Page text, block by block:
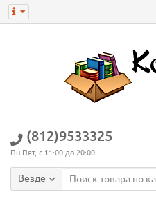
(812)9533325
Пн-Пят, с 11:00 до 20:00
Везде